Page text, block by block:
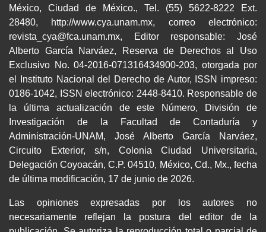
México, Ciudad de México., Tel. (55) 5622-8222 Ext.
28480, http://www.cya.unam.mx, correo electrónico:
revista_cya@fca.unam.mx, Editor responsable: José
Alberto García Narváez, Reserva de Derechos al Uso
Exclusivo No. 04-2016-071316434900-203, otorgada por
el Instituto Nacional del Derecho de Autor, ISSN impreso:
0186-1042, ISSN electrónico: 2448-8410. Responsable de
la última actualización de este Número, División de
Investigación de la Facultad de Contaduría y
Administración-UNAM, José Alberto García Narváez,
Circuito Exterior, s/n, Colonia Ciudad Universitaria,
Delegación Coyoacán, C.P. 04510, México, Cd., Mx., fecha
de última modificación, 17 de junio de 2026.
Las opiniones expresadas por los autores no
necesariamente reflejan la postura del editor de la